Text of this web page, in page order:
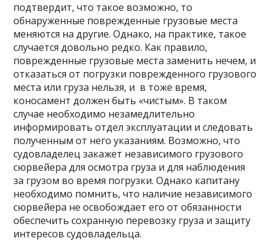
подтвердит, что такое возможно, то
обнаруженные поврежденные грузовые места
меняются на другие. Однако, на практике, такое
случается довольно редко. Как правило,
поврежденные грузовые места заменить нечем, и
отказаться от погрузки поврежденного грузового
места или груза нельзя, и в тоже время,
коносамент должен быть «чистым». В таком
случае необходимо незамедлительно
информировать отдел эксплуатации и следовать
полученным от него указаниям. Возможно, что
судовладелец закажет независимого грузового
сюрвейера для осмотра груза и для наблюдения
за грузом во время погрузки. Однако капитану
необходимо помнить, что наличие независимого
сюрвейера не освобождает его от обязанности
обеспечить сохранную перевозку груза и защиту
интересов судовладельца.